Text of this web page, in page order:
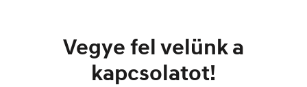
Vegye fel velünk a
kapcsolatot!